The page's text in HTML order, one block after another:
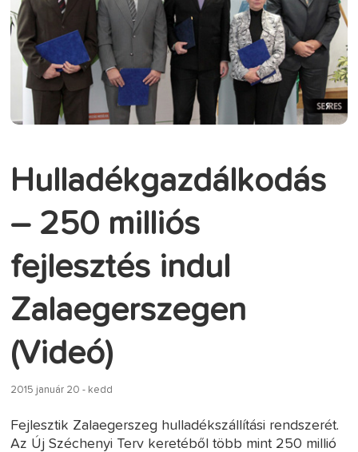
Hulladékgazdálkodás
– 250 milliós
fejlesztés indul
Zalaegerszegen
(Videó)
2015 január 20 - kedd
Fejlesztik Zalaegerszeg hulladékszállítási rendszerét.
Az Új Széchenyi Terv keretéből több mint 250 millió